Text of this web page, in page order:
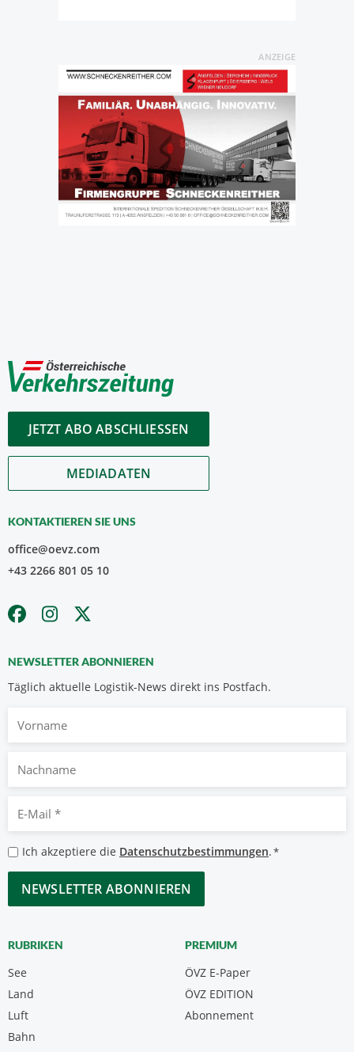
ANZEIGE
JETZT ABO ABSCHLIESSEN
MEDIADATEN
KONTAKTIEREN SIE UNS
office@oevz.com
+43 2266 801 05 10
NEWSLETTER ABONNIEREN
Täglich aktuelle Logistik-News direkt ins Postfach.
Nachname
Mail
*
Datenschutzbestimmungen
*
Ich akzeptiere die Datenschutzbestimmungen.*
CAPTCHA
RUBRIKEN
See
Land
Luft
Bahn
PREMIUM
ÖVZ E-Paper
Abonnement
ÖVZ EDITION